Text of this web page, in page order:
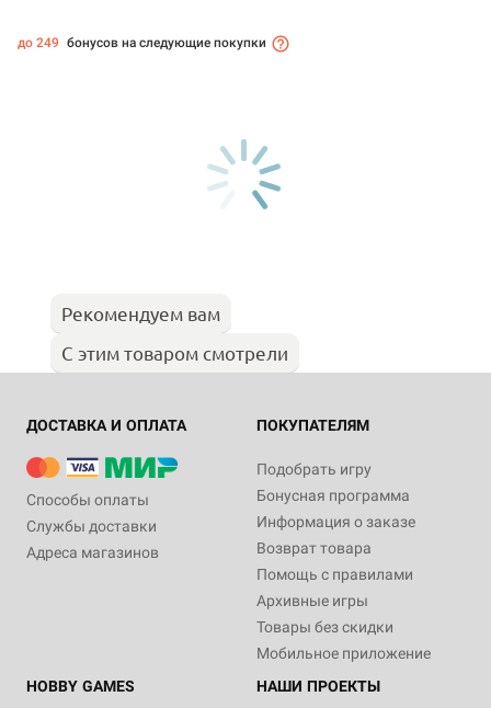
до 249 бонусов на следующие покупки
Рекомендуем вам
С этим товаром смотрели
ДОСТАВКА И ОПЛАТА
Способы оплаты
Службы доставки
Адреса магазинов
ПОКУПАТЕЛЯМ
Подобрать игру
Бонусная программа
Информация о заказе
Возврат товара
Помощь с правилами
Архивные игры
Товары без скидки
Мобильное приложение
HOBBY GAMES
НАШИ ПРОЕКТЫ